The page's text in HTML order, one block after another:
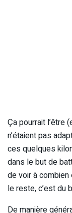
Ça pourrait l’être
n’étaient pas
ces quelques
dans le but de
de voir à
le reste, c’est du
De manière